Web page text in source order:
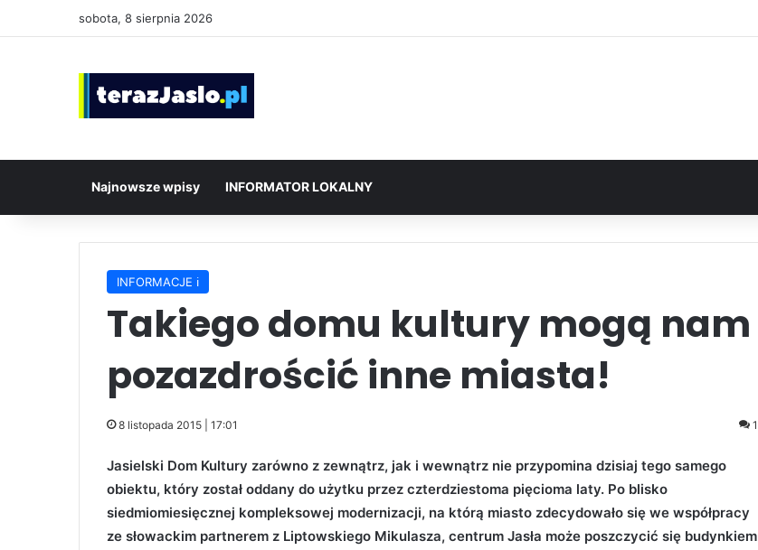
sobota, 8 sierpnia 2026
Najnowsze wpisy INFORMATOR LOKALNY
INFORMACJE ℹ️
Takiego domu kultury mogą nam
pozazdrościć inne miasta!
8 listopada 2015 | 17:01 1
Jasielski Dom Kultury zarówno z zewnątrz, jak i wewnątrz nie przypomina dzisiaj tego samego
obiektu, który został oddany do użytku przez czterdziestoma pięcioma laty. Po blisko
siedmiomiesięcznej kompleksowej modernizacji, na którą miasto zdecydowało się we współpracy
ze słowackim partnerem z Liptowskiego Mikulasza, centrum Jasła może poszczycić się budynkiem